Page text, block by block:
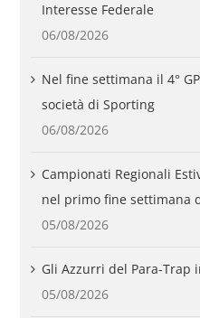
Interesse Federale
06/08/2026
Nel fine settimana il 4°
società di Sporting
06/08/2026
Campionati Regionali
nel primo fine settimana
05/08/2026
Gli Azzurri del Para-Trap
05/08/2026